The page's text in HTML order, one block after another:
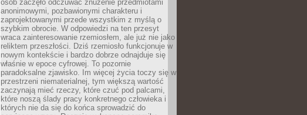
osób zaczęło odczuwać znużenie przedmiotami
anonimowymi, pozbawionymi charakteru i
zaprojektowanymi przede wszystkim z myślą o
szybkim obrocie. W odpowiedzi na ten przesyt
wraca zainteresowanie rzemiosłem, ale już nie jako
reliktem przeszłości. Dziś rzemiosło funkcjonuje w
nowym kontekście i bardzo dobrze odnajduje się
właśnie w epoce cyfrowej. To pozornie
paradoksalne zjawisko. Im więcej życia toczy się w
przestrzeni niematerialnej, tym większą wartość
zaczynają mieć rzeczy, które czuć pod palcami,
które noszą ślady pracy konkretnego człowieka i
których nie da się do końca sprowadzić do